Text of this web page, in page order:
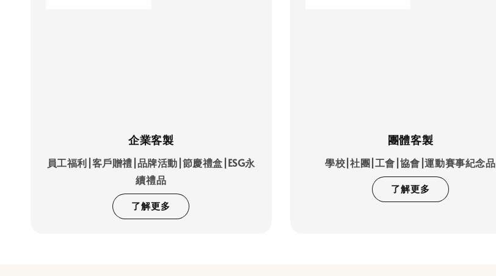
企業客製
員工福利|客戶贈禮|品牌活動|節慶禮盒|ESG永
續禮品
了解更多
團體客製
學校|社團|工會|協會|運動賽事紀念品
了解更多